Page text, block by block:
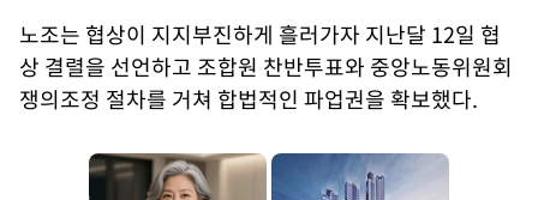
노조는 협상이 지지부진하게 흘러가자 지난달 12일 협
상 결렬을 선언하고 조합원 찬반투표와 중앙노동위원회
쟁의조정 절차를 거쳐 합법적인 파업권을 확보했다.